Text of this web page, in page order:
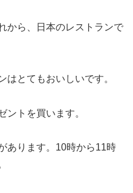
から、日本のレストランで
はとてもおいしいです。
ントを買います。
あります。10時から11時